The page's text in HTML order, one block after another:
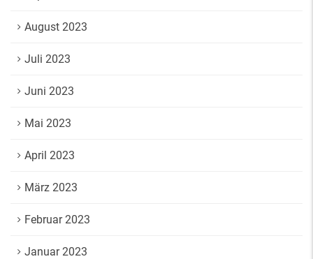
August 2023
Juli 2023
Juni 2023
Mai 2023
April 2023
März 2023
Februar 2023
Januar 2023